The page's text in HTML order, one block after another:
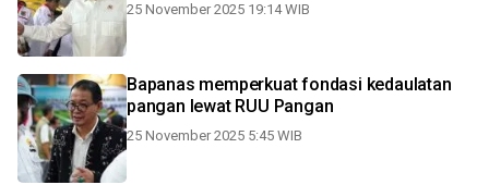
25 November 2025 19:14 WIB
Bapanas memperkuat fondasi kedaulatan
pangan lewat RUU Pangan
25 November 2025 5:45 WIB